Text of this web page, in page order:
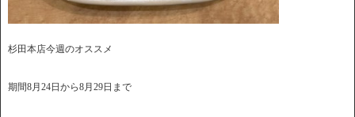
杉田本店今週のオススメ
期間8月24日から8月29日まで